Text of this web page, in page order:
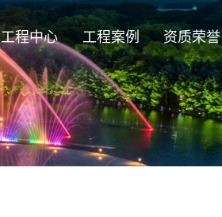
工程中心 工程案例 资质荣誉